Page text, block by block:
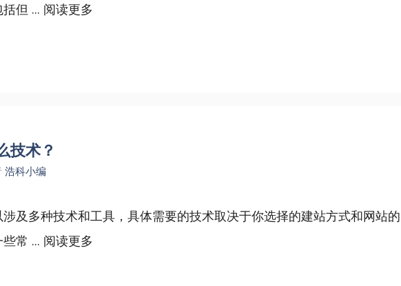
但 ... 阅读更多
技术？
浩科小编
及多种技术和工具，具体需要的技术取决于你选择的建站方式和网站的
常 ... 阅读更多